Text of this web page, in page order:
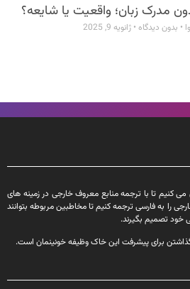
مدرک زبان؛ واقعیت یا شایعه؟
بدون دیدگاه ژانویه 9, 2025
می کنیم تا با ترجمه منابع معروف خارجی در زمینه های
را به فارسی ترجمه کنیم تا مخاطبین مربوطه بتوانند
خود تصمیم بگیرند.
برای پیشرفت این خاک وظیفه خونینمان است.